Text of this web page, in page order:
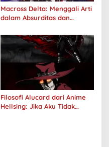
Macross Delta: Menggali Arti
dalam Absurditas dan
Filosofi Alucard dari Anime
Hellsing: Jika Aku Tidak